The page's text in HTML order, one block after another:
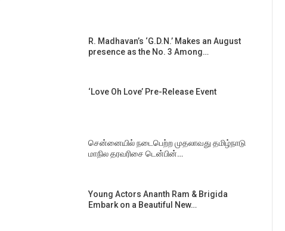
R. Madhavan’s ‘G.D.N.’ Makes an August
presence as the No. 3 Among…
‘Love Oh Love’ Pre-Release Event
சென்னையில் நடைபெற்ற முதலாவது தமிழ்நாடு
மாநில தரவரிசை டென்பின்…
Young Actors Ananth Ram & Brigida
Embark on a Beautiful New…